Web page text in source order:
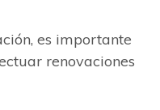
es importante
renovaciones